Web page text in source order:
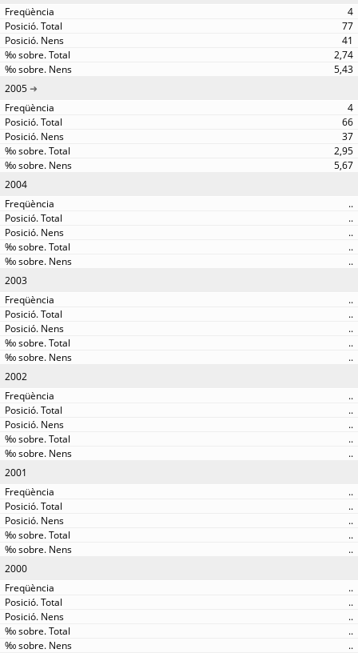
4
77
41
2,74
5,43
2005
4
66
37
2,95
5,67
2004
..
..
..
..
..
2003
..
..
..
..
..
2002
..
..
..
..
..
2001
..
..
..
..
..
2000
..
..
..
..
..